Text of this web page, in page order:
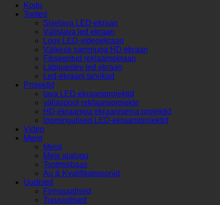
Kodu
Tooted
Siselava LED-ekraan
Välislava led ekraan
Loov LED-videoekraan
Väikese sammuga HD ekraan
Fikseeritud reklaamekraan
Läbipaistev led ekraan
Led-ekraani tarvikud
Projektid
lava LED-ekraaniprojektid
väljaspool reklaamiprojekte
HD-ekraaniga ekraaniseina projektid
loomingulised LED-ekraaniprojektid
Video
Meist
Meist
Meie ajalugu
Tootmisbaas
Au & Kvalifikatsioonid
Uudised
Firmauudised
Turuuudised